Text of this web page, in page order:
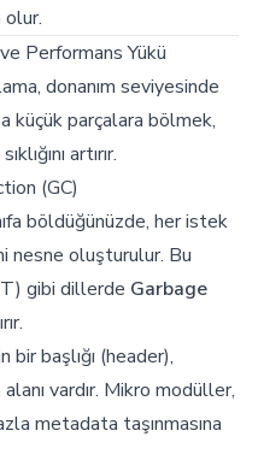
olur.
Performans Yükü
donanım seviyesinde
küçük parçalara bölmek,
artırır.
(GC)
böldüğünüzde, her istek
nesne oluşturulur. Bu
gibi dillerde Garbage
bir başlığı (header),
vardır. Mikro modüller,
metadata taşınmasına